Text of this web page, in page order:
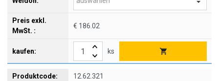
€ 186.02
ks
12.62.321